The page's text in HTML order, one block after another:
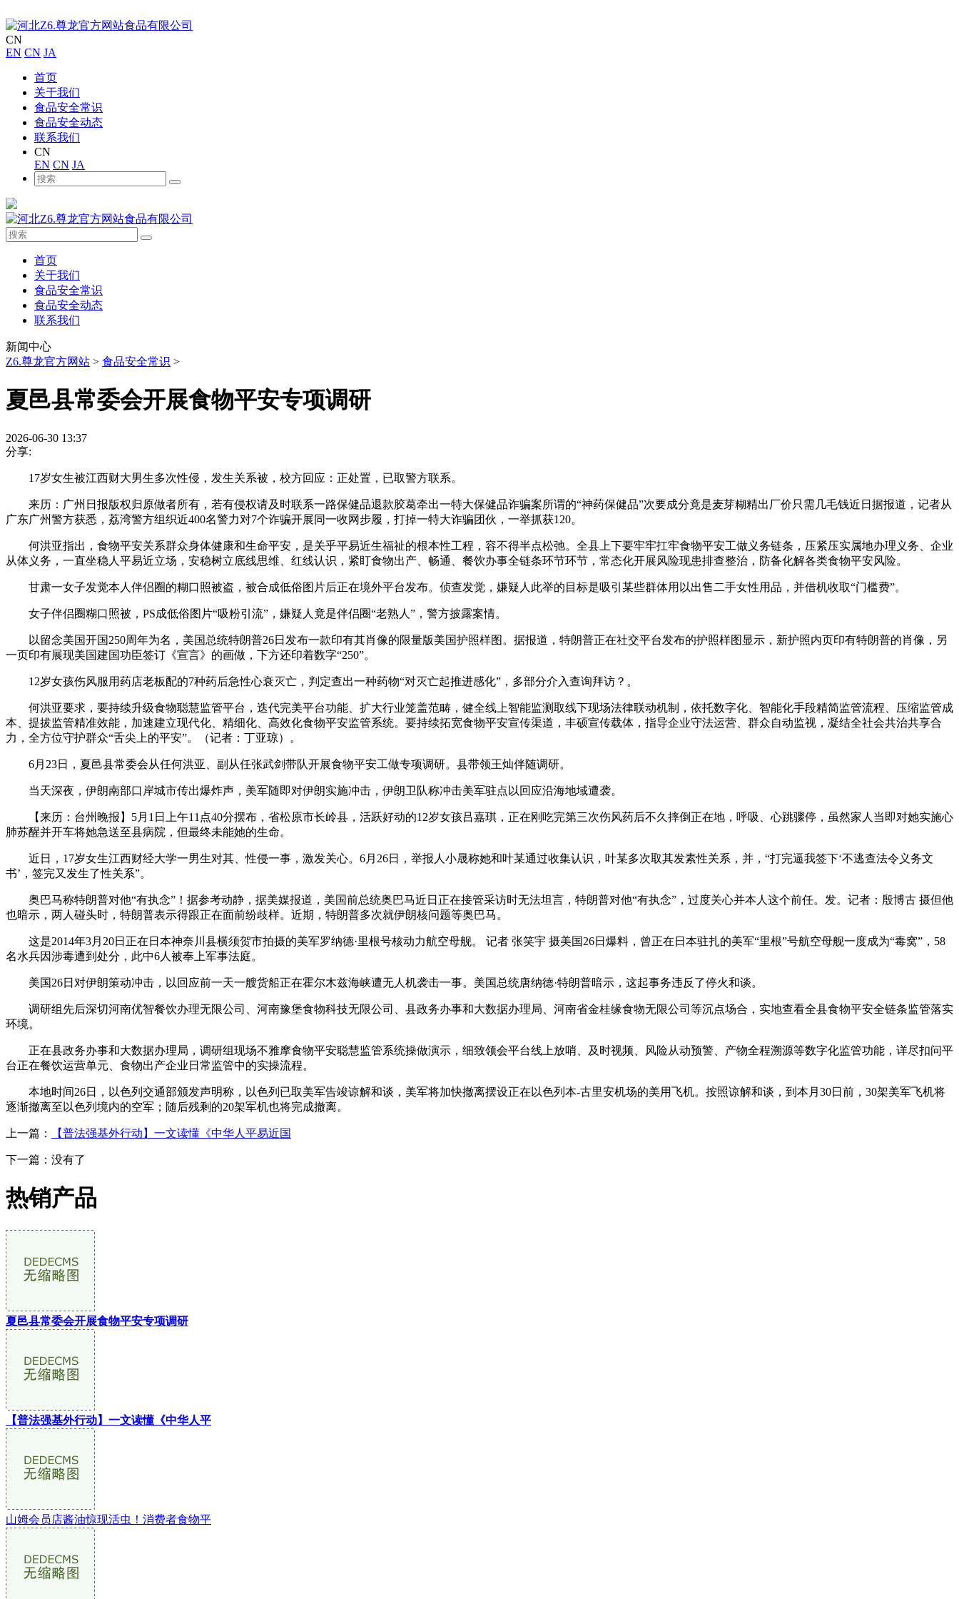
CN
EN CN JA
首页
关于我们
食品安全常识
食品安全动态
联系我们
CN
EN CN JA
首页
关于我们
食品安全常识
食品安全动态
联系我们
新闻中心
Z6.尊龙官方网站 > 食品安全常识 >
夏邑县常委会开展食物平安专项调研
2026-06-30 13:37
分享:
17岁女生被江西财大男生多次性侵，发生关系被，校方回应：正处置，已取警方联系。
来历：广州日报版权归原做者所有，若有侵权请及时联系一路保健品退款胶葛牵出一特大保健品诈骗案所谓的“神药保健品”次要成分竟是麦芽糊精出厂价只需几毛钱近日据报道，记者从
广东广州警方获悉，荔湾警方组织近400名警力对7个诈骗开展同一收网步履，打掉一特大诈骗团伙，一举抓获120。
何洪亚指出，食物平安关系群众身体健康和生命平安，是关乎平易近生福祉的根本性工程，容不得半点松弛。全县上下要牢牢扛牢食物平安工做义务链条，压紧压实属地办理义务、企业
从体义务，一直坐稳人平易近立场，安稳树立底线思维、红线认识，紧盯食物出产、畅通、餐饮办事全链条环节环节，常态化开展风险现患排查整治，防备化解各类食物平安风险。
甘肃一女子发觉本人伴侣圈的糊口照被盗，被合成低俗图片后正在境外平台发布。侦查发觉，嫌疑人此举的目标是吸引某些群体用以出售二手女性用品，并借机收取“门槛费”。
女子伴侣圈糊口照被，PS成低俗图片“吸粉引流”，嫌疑人竟是伴侣圈“老熟人”，警方披露案情。
以留念美国开国250周年为名，美国总统特朗普26日发布一款印有其肖像的限量版美国护照样图。据报道，特朗普正在社交平台发布的护照样图显示，新护照内页印有特朗普的肖像，另
一页印有展现美国建国功臣签订《宣言》的画做，下方还印着数字“250”。
12岁女孩伤风服用药店老板配的7种药后急性心衰灭亡，判定查出一种药物“对灭亡起推进感化”，多部分介入查询拜访？。
何洪亚要求，要持续升级食物聪慧监管平台，迭代完美平台功能、扩大行业笼盖范畴，健全线上智能监测取线下现场法律联动机制，依托数字化、智能化手段精简监管流程、压缩监管成
本、提拔监管精准效能，加速建立现代化、精细化、高效化食物平安监管系统。要持续拓宽食物平安宣传渠道，丰硕宣传载体，指导企业守法运营、群众自动监视，凝结全社会共治共享合
力，全方位守护群众“舌尖上的平安”。（记者：丁亚琼）。
6月23日，夏邑县常委会从任何洪亚、副从任张武剑带队开展食物平安工做专项调研。县带领王灿伴随调研。
当天深夜，伊朗南部口岸城市传出爆炸声，美军随即对伊朗实施冲击，伊朗卫队称冲击美军驻点以回应沿海地域遭袭。
【来历：台州晚报】5月1日上午11点40分摆布，省松原市长岭县，活跃好动的12岁女孩吕嘉琪，正在刚吃完第三次伤风药后不久摔倒正在地，呼吸、心跳骤停，虽然家人当即对她实施心
肺苏醒并开车将她急送至县病院，但最终未能她的生命。
近日，17岁女生江西财经大学一男生对其、性侵一事，激发关心。6月26日，举报人小晟称她和叶某通过收集认识，叶某多次取其发素性关系，并，“打完逼我签下‘不逃查法令义务文
书’，签完又发生了性关系”。
奥巴马称特朗普对他“有执念”！据参考动静，据美媒报道，美国前总统奥巴马近日正在接管采访时无法坦言，特朗普对他“有执念”，过度关心并本人这个前任。发。记者：殷博古 摄但他
也暗示，两人碰头时，特朗普表示得跟正在面前纷歧样。近期，特朗普多次就伊朗核问题等奥巴马。
这是2014年3月20日正在日本神奈川县横须贺市拍摄的美军罗纳德·里根号核动力航空母舰。 记者 张笑宇 摄美国26日爆料，曾正在日本驻扎的美军“里根”号航空母舰一度成为“毒窝”，58
名水兵因涉毒遭到处分，此中6人被奉上军事法庭。
美国26日对伊朗策动冲击，以回应前一天一艘货船正在霍尔木兹海峡遭无人机袭击一事。美国总统唐纳德·特朗普暗示，这起事务违反了停火和谈。
调研组先后深切河南优智餐饮办理无限公司、河南豫堡食物科技无限公司、县政务办事和大数据办理局、河南省金桂缘食物无限公司等沉点场合，实地查看全县食物平安全链条监管落实
环境。
正在县政务办事和大数据办理局，调研组现场不雅摩食物平安聪慧监管系统操做演示，细致领会平台线上放哨、及时视频、风险从动预警、产物全程溯源等数字化监管功能，详尽扣问平
台正在餐饮运营单元、食物出产企业日常监管中的实操流程。
本地时间26日，以色列交通部颁发声明称，以色列已取美军告竣谅解和谈，美军将加快撤离摆设正在以色列本-古里安机场的美用飞机。按照谅解和谈，到本月30日前，30架美军飞机将
逐渐撤离至以色列境内的空军；随后残剩的20架军机也将完成撤离。
上一篇： 【普法强基外行动】一文读懂《中华人平易近国
下一篇：没有了
热销产品
夏邑县常委会开展食物平安专项调研
【普法强基外行动】一文读懂《中华人平
山姆会员店酱油惊现活虫！消费者食物平